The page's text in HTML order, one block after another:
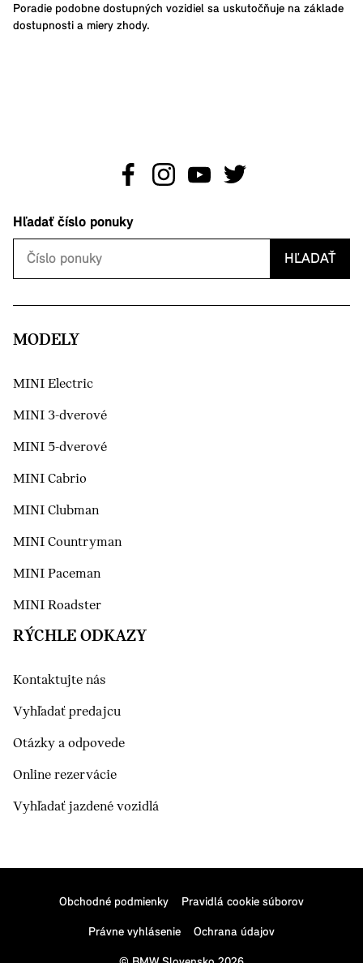
Poradie podobne dostupných vozidiel sa uskutočňuje na základe
dostupnosti a miery zhody.
Hľadať číslo ponuky
HĽADAŤ
MODELY
MINI Electric
MINI 3-dverové
MINI 5-dverové
MINI Cabrio
MINI Clubman
MINI Countryman
MINI Paceman
MINI Roadster
RÝCHLE ODKAZY
Kontaktujte nás
Vyhľadať predajcu
Otázky a odpovede
Online rezervácie
Vyhľadať jazdené vozidlá
Obchodné podmienky Pravidlá cookie súborov
Právne vyhlásenie Ochrana údajov